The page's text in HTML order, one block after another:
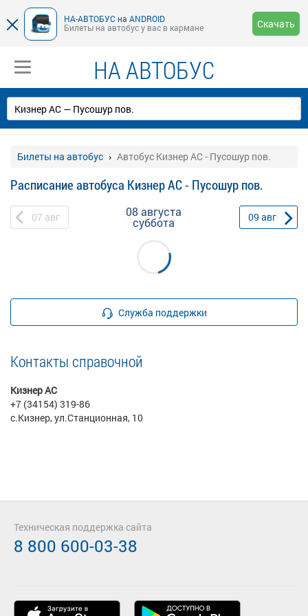
НА-АВТОБУС на ANDROID
Билеты на автобус у вас в кармане
Скачать
НА АВТОБУС
Билеты на автобус Автобус Кизнер АС - Пусошур пов.
Расписание автобуса Кизнер АС - Пусошур пов.
07 авг 08 августа
суббота 09 авг
Служба поддержки
Контакты справочной
Кизнер АС
+7 (34154) 319-86
с.Кизнер, ул.Станционная, 10
Техническая поддержка сайта
8 800 600-03-38